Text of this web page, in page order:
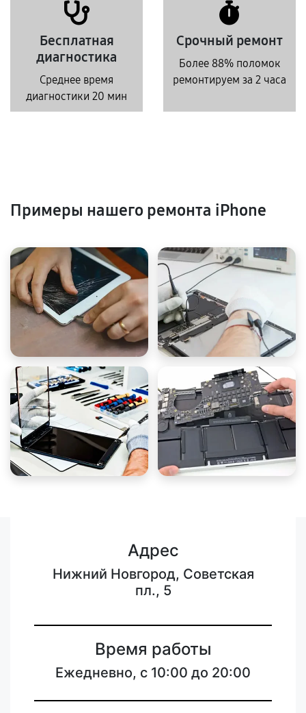
Бесплатная
диагностика
Среднее время
диагностики 20 мин
Срочный ремонт
Более 88% поломок
ремонтируем за 2 часа
Примеры нашего ремонта iPhone
Адрес
Нижний Новгород, Советская
пл., 5
Время работы
Ежедневно, с 10:00 до 20:00